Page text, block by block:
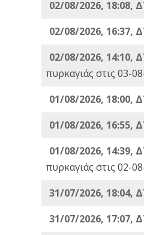
02/08/2026, 18:08,
02/08/2026, 16:37,
02/08/2026, 14:10,
πυρκαγιάς στις 03-
01/08/2026, 18:00,
01/08/2026, 16:55,
01/08/2026, 14:39,
πυρκαγιάς στις 02-
31/07/2026, 18:04,
31/07/2026, 17:07,